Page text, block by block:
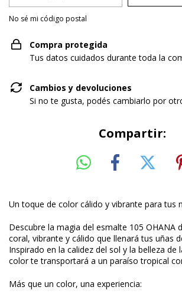
No sé mi código postal
Compra protegida
Tus datos cuidados durante toda la
Cambios y devoluciones
Si no te gusta, podés cambiarlo por
Compartir:
Un toque de color cálido y vibrante para tus
Descubre la magia del esmalte 105 OHANA
coral, vibrante y cálido que llenará tus uñas
Inspirado en la calidez del sol y la belleza de
color te transportará a un paraíso tropical
Más que un color, una experiencia: